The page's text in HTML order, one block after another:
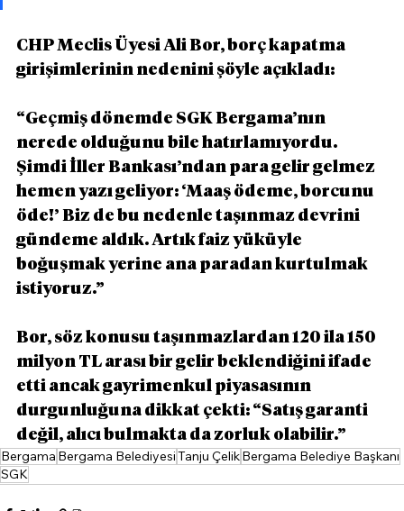
CHP Meclis Üyesi Ali Bor, borç kapatma
girişimlerinin nedenini şöyle açıkladı:
“Geçmiş dönemde SGK Bergama’nın
nerede olduğunu bile hatırlamıyordu.
Şimdi İller Bankası’ndan para gelir gelmez
hemen yazı geliyor: ‘Maaş ödeme, borcunu
öde!’ Biz de bu nedenle taşınmaz devrini
gündeme aldık. Artık faiz yüküyle
boğuşmak yerine ana paradan kurtulmak
istiyoruz.”
Bor, söz konusu taşınmazlardan 120 ila 150
milyon TL arası bir gelir beklendiğini ifade
etti ancak gayrimenkul piyasasının
durgunluğuna dikkat çekti: “Satış garanti
değil, alıcı bulmakta da zorluk olabilir.”
Bergama Bergama BelediyesiTanju ÇelikBergama Belediye Başkanı
SGK